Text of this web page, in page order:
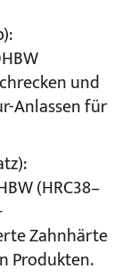
und
Anlassen für
(HRC38–
Zahnhärte
Produkten.